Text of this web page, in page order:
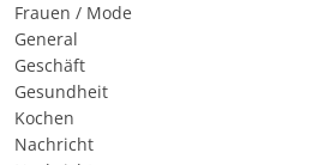
Frauen / Mode
General
Geschäft
Gesundheit
Kochen
Nachricht